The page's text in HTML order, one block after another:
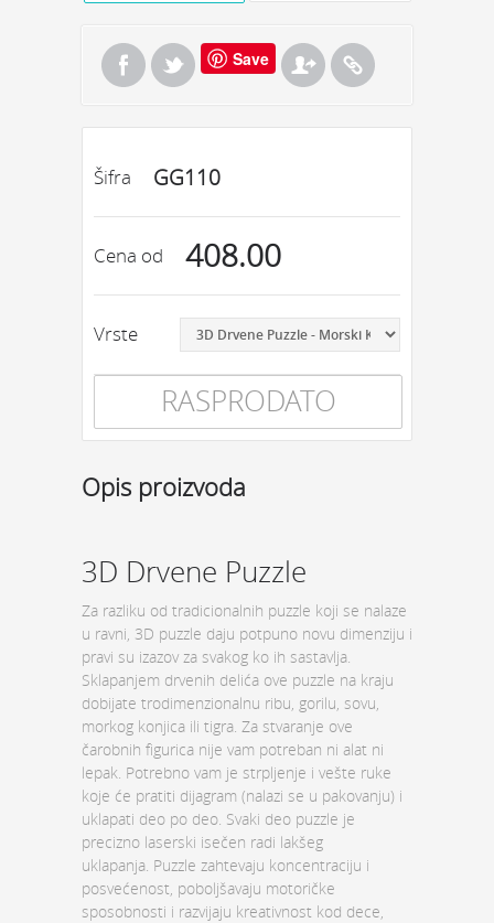
Save
Šifra GG110
Cena od 408.00
Vrste
RASPRODATO
Opis proizvoda
3D Drvene Puzzle
Za razliku od tradicionalnih puzzle koji se nalaze
u ravni, 3D puzzle daju potpuno novu dimenziju i
pravi su izazov za svakog ko ih sastavlja.
Sklapanjem drvenih delića ove puzzle na kraju
dobijate trodimenzionalnu ribu, gorilu, sovu,
morkog konjica ili tigra. Za stvaranje ove
čarobnih figurica nije vam potreban ni alat ni
lepak. Potrebno vam je strpljenje i vešte ruke
koje će pratiti dijagram (nalazi se u pakovanju) i
uklapati deo po deo. Svaki deo puzzle je
precizno laserski isečen radi lakšeg
uklapanja. Puzzle zahtevaju koncentraciju i
posvećenost, poboljšavaju motoričke
sposobnosti i razvijaju kreativnost kod dece,